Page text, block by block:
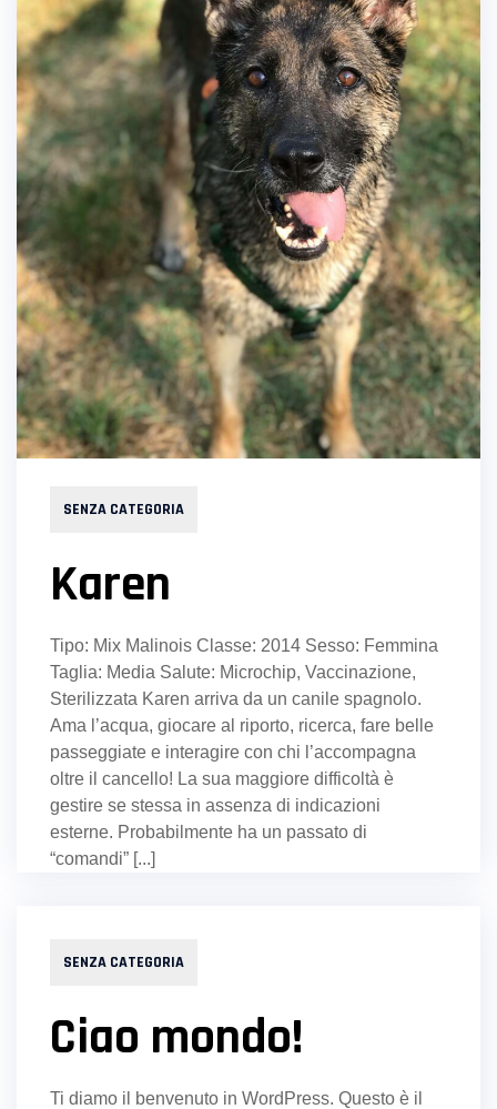
SENZA CATEGORIA
Karen
Tipo: Mix Malinois Classe: 2014 Sesso: Femmina
Taglia: Media Salute: Microchip, Vaccinazione,
Sterilizzata Karen arriva da un canile spagnolo.
Ama l’acqua, giocare al riporto, ricerca, fare belle
passeggiate e interagire con chi l’accompagna
oltre il cancello! La sua maggiore difficoltà è
gestire se stessa in assenza di indicazioni
esterne. Probabilmente ha un passato di
“comandi” [...]
SENZA CATEGORIA
Ciao mondo!
Ti diamo il benvenuto in WordPress. Questo è il